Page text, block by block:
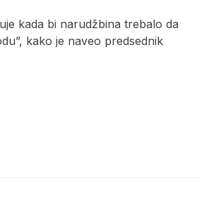
kada bi narudžbina trebalo da
kako je naveo predsednik